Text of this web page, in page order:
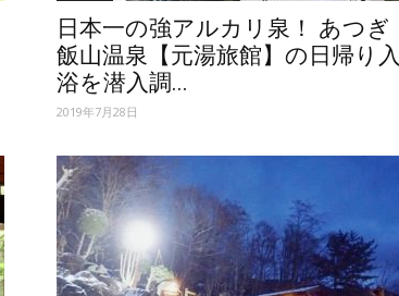
ッ
日本一の強アルカリ泉！ あつぎ
飯山温泉【元湯旅館】の日帰り入
浴を潜入調...
2019年7月28日